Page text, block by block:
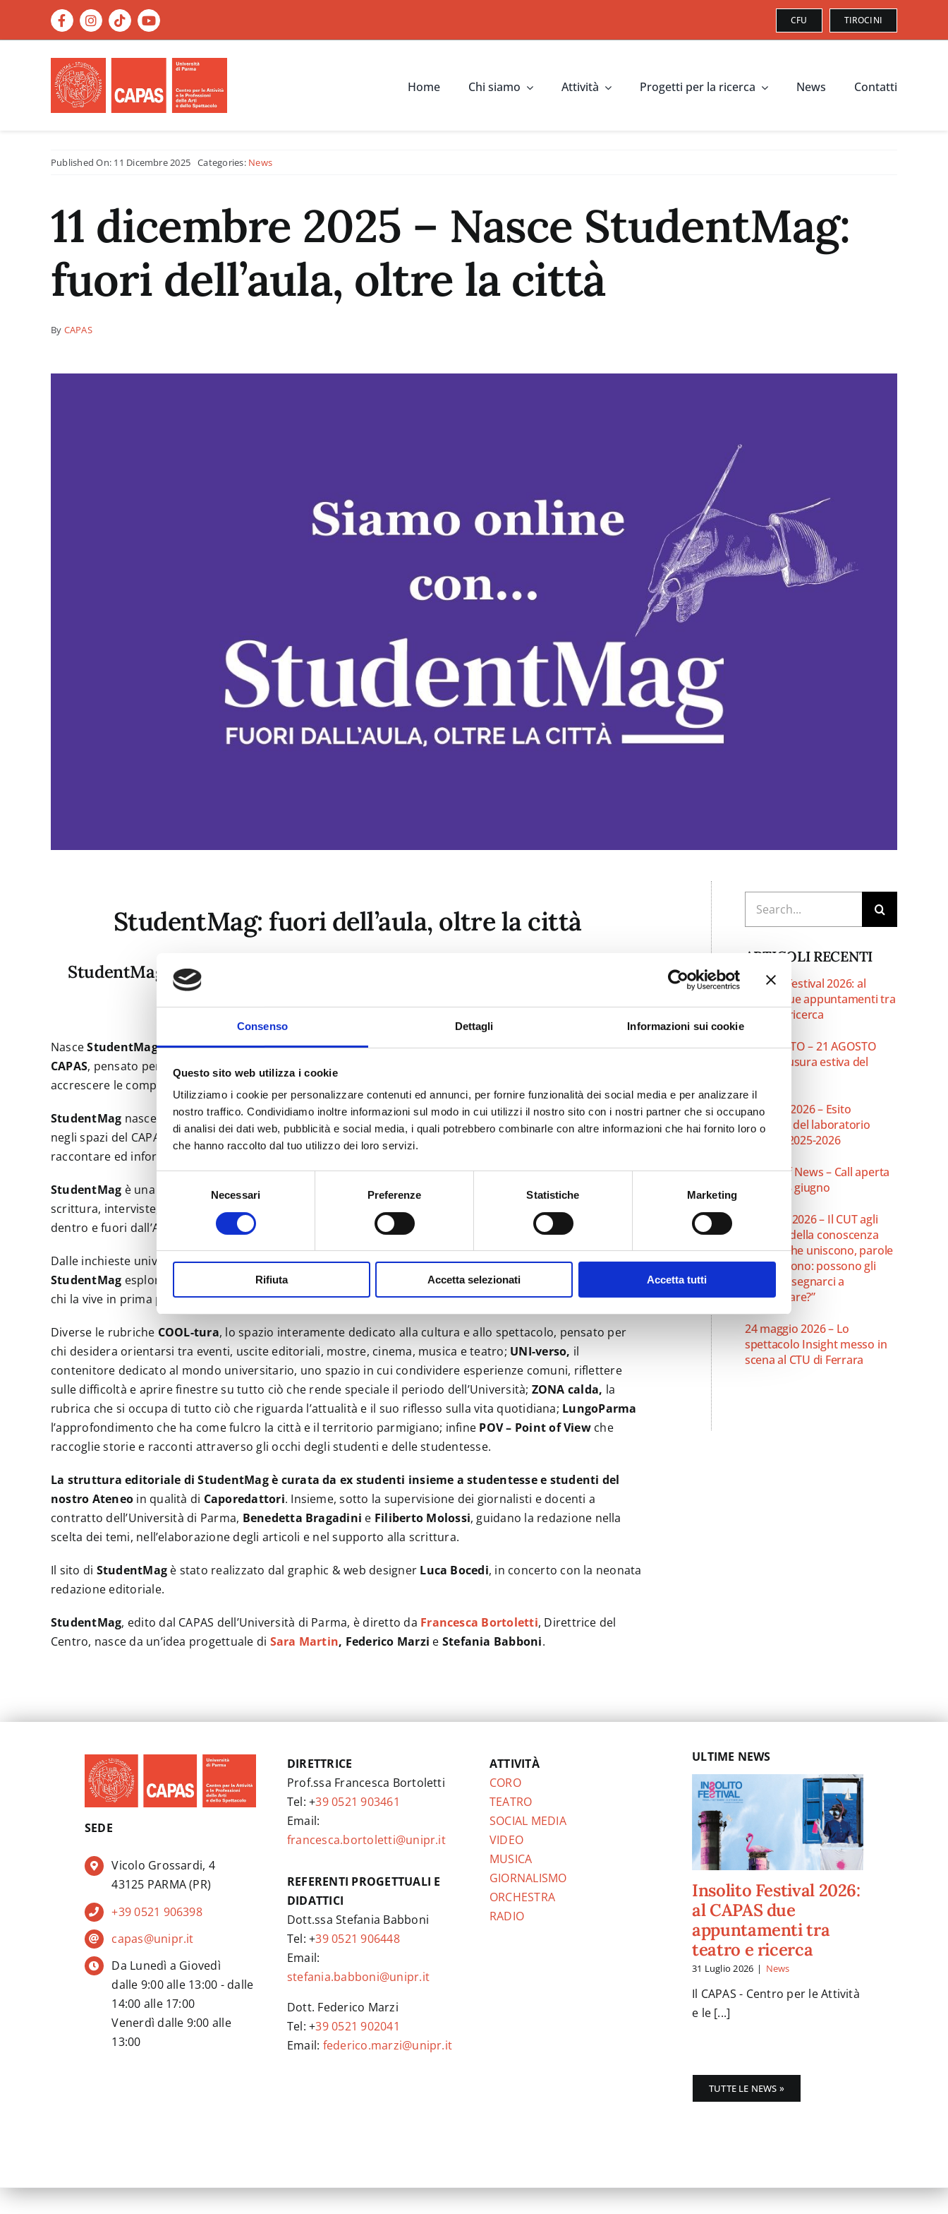
Consenso Dettagli Informazioni sui cookie
Questo sito web utilizza i cookie
Utilizziamo i cookie per personalizzare contenuti ed annunci, per fornire funzionalità dei social media e per analizzare il
nostro traffico. Condividiamo inoltre informazioni sul modo in cui utilizzi il nostro sito con i nostri partner che si occupano
di analisi dei dati web, pubblicità e social media, i quali potrebbero combinarle con altre informazioni che hai fornito loro o
che hanno raccolto dal tuo utilizzo dei loro servizi.
consenso
Necessari Preferenze Statistiche Marketing
Rifiuta Accetta selezionati Accetta tutti
CFU TIROCINI
Home Chi siamo Attività Progetti per la ricerca News Contatti
Published On: 11 Dicembre 2025 Categories: News
11 dicembre 2025 – Nasce StudentMag:
fuori dell’aula, oltre la città
By CAPAS
StudentMag: fuori dell’aula, oltre la città
StudentMag il nuovo laboratorio multimediale di giornalismo del CAPAS
NasceStudentMaghttps://www.studentmag.unipr.it/il nuovo laboratorio multimediale di giornalismo del
CAPAS, pensato per le studentesse e gli studenti dell’Ateneo, dove poter esercitare la creatività e
accrescere le competenze, lavorare in sinergia e con senso critico consapevole.
StudentMag nasce da un’idea progettuale che si sviluppa nel 2025 e affonda le sue radici nellamissione
negli spazi del CAPAS dell’Università di Parma, come iniziativa aperta a tutti coloro che hanno il desiderio di
raccontare ed informare.
StudentMag è una redazione aperta, un luogo di incontro e sperimentazione, dove si impara facendo:
scrittura, interviste, podcast, video e social storytelling diventano strumenti per raccontare l’attualità
dentro e fuori dall’Ateneo.
Dalle inchieste universitarie ai racconti culturali, dalle rubriche di intrattenimento agli speciali multimediali,
StudentMag esplora i diversi volti della vita studentesca e della società, con lo sguardo fresco e originale di
chi la vive in prima persona.
Diverse le rubriche COOL-tura, lo spazio interamente dedicato alla cultura e allo spettacolo, pensato per
chi desidera orientarsi tra eventi, uscite editoriali, mostre, cinema, musica e teatro; UNI-verso, il
contenitore dedicato al mondo universitario, uno spazio in cui condividere esperienze comuni, riflettere
sulle difficoltà e aprire finestre su tutto ciò che rende speciale il periodo dell’Università; ZONA calda, la
rubrica che si occupa di tutto ciò che riguarda l’attualità e il suo riflesso sulla vita quotidiana; LungoParma
l’approfondimento che ha come fulcro la città e il territorio parmigiano; infine POV – Point of Viewche
raccoglie storie e racconti attraverso gli occhi degli studenti e delle studentesse.
La struttura editoriale di StudentMag è curata da ex studenti insieme a studentesse e studenti del
nostro Ateneo in qualità di Caporedattori. Insieme, sotto la supervisione dei giornalisti e docenti a
contratto dell’Università di Parma, Benedetta Bragadini e Filiberto Molossi, guidano la redazione nella
scelta dei temi, nell’elaborazione degli articoli e nel supporto alla scrittura.
Il sito di StudentMag è stato realizzato dal graphic & web designer Luca Bocedi, in concerto con la neonata
redazione editoriale.
StudentMag, edito dal CAPAS dell’Università di Parma, è diretto da Francesca Bortoletti, Direttrice del
Centro, nasce da un’idea progettuale di Sara Martin, Federico Marzi e Stefania Babboni.
ARTICOLI RECENTI
Insolito Festival 2026: al
CAPAS due appuntamenti tra
teatro e ricerca
10 AGOSTO – 21 AGOSTO
2026 chiusura estiva del
10 luglio 2026 – Esito
didattico del laboratorio
teatrale 2025-2026
Verdi Off News – Call aperta
fino al 18 giugno
3 giugno 2026 – Il CUT agli
Aperitivi della conoscenza
“Parole che uniscono, parole
che dividono: possono gli
antichi insegnarci a
comunicare?”
24 maggio 2026 – Lo
spettacolo Insight messo in
scena al CTU di Ferrara
SEDE
Vicolo Grossardi, 4
43125 PARMA (PR)
+39 0521 906398
capas@unipr.it
Da Lunedì a Giovedì
dalle 9:00 alle 13:00 - dalle
14:00 alle 17:00
Venerdì dalle 9:00 alle
13:00
DIRETTRICE
Prof.ssa Francesca Bortoletti
Tel: +39 0521 903461
Email:
francesca.bortoletti@unipr.it
REFERENTI PROGETTUALI E
DIDATTICI
Dott.ssa Stefania Babboni
Tel: +39 0521 906448
Email:
stefania.babboni@unipr.it
Dott. Federico Marzi
Tel: +39 0521 902041
Email: federico.marzi@unipr.it
ATTIVITÀ
CORO
TEATRO
SOCIAL MEDIA
VIDEO
MUSICA
GIORNALISMO
ORCHESTRA
RADIO
ULTIME NEWS
Insolito Festival 2026:
al CAPAS due
appuntamenti tra
teatro e ricerca
31 Luglio 2026 | News
Il CAPAS - Centro per le Attività
e le [...]
TUTTE LE NEWS »